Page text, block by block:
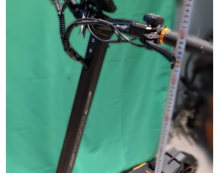
Вес самоката составляет 50 кг. Длина — 140 см,
высота до руля — 130 см. Аппарат относится к
крупногабаритным, что следует учитывать при
хранении и транспортировке.
Мощность — 2x2000W, максимальная скорость
— до 75 км/ч. Важный момент: если планируете
выезжать на проезжую часть, обязательно нужна
защитная экипировка и знание ПДД, а в идеале —
права категории А или В.